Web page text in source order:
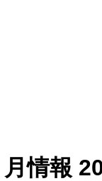
月情報